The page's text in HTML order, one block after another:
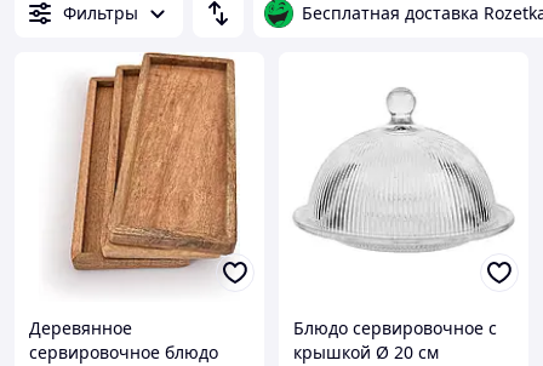
Фильтры Бесплатная доставка
Деревянное
сервировочное блюдо
Блюдо сервировочное с
крышкой Ø 20 см